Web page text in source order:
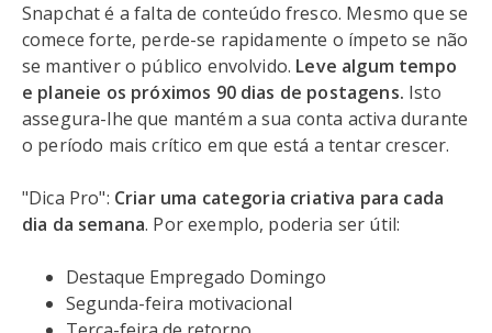
Snapchat é a falta de conteúdo fresco. Mesmo que se
comece forte, perde-se rapidamente o ímpeto se não
se mantiver o público envolvido. Leve algum tempo
e planeie os próximos 90 dias de postagens. Isto
assegura-lhe que mantém a sua conta activa durante
o período mais crítico em que está a tentar crescer.
"Dica Pro": Criar uma categoria criativa para cada
dia da semana. Por exemplo, poderia ser útil:
Destaque Empregado Domingo
Segunda-feira motivacional